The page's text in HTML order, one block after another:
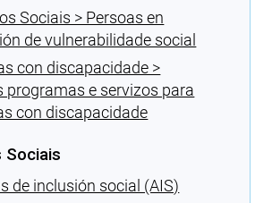
Sociais > Persoas en
de vulnerabilidade social
con discapacidade >
programas e servizos para
con discapacidade
Sociais
de inclusión social (AIS)